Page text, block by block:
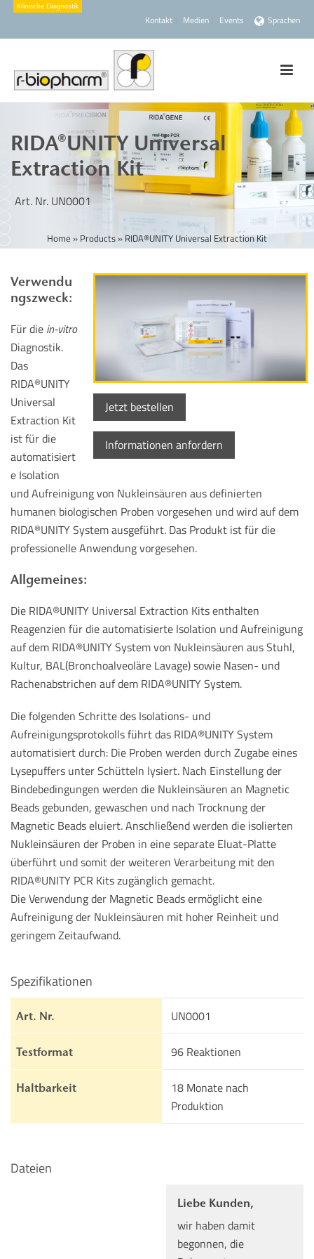
Kontakt Medien Events Sprachen
RIDA®UNITY Universal
Extraction Kit
Art. Nr. UN0001
Home » Products» RIDA®UNITY Universal Extraction Kit
Jetzt bestellen
Informationen anfordern
Verwendu
ngszweck:
Für die in-vitro
Diagnostik.
Das
RIDA®UNITY
Universal
Extraction Kit
ist für die
automatisiert
e Isolation
und Aufreinigung von Nukleinsäuren aus definierten
humanen biologischen Proben vorgesehen und wird auf dem
RIDA®UNITY System ausgeführt. Das Produkt ist für die
professionelle Anwendung vorgesehen.
Allgemeines:
Die RIDA®UNITY Universal Extraction Kits enthalten
Reagenzien für die automatisierte Isolation und Aufreinigung
auf dem RIDA®UNITY System von Nukleinsäuren aus Stuhl,
Kultur, BAL(Bronchoalveoläre Lavage) sowie Nasen- und
Rachenabstrichen auf dem RIDA®UNITY System.
Die folgenden Schritte des Isolations- und
Aufreinigungsprotokolls führt das RIDA®UNITY System
automatisiert durch: Die Proben werden durch Zugabe eines
Lysepuffers unter Schütteln lysiert. Nach Einstellung der
Bindebedingungen werden die Nukleinsäuren an Magnetic
Beads gebunden, gewaschen und nach Trocknung der
Magnetic Beads eluiert. Anschließend werden die isolierten
Nukleinsäuren der Proben in eine separate Eluat-Platte
überführt und somit der weiteren Verarbeitung mit den
RIDA®UNITY PCR Kits zugänglich gemacht.
Die Verwendung der Magnetic Beads ermöglicht eine
Aufreinigung der Nukleinsäuren mit hoher Reinheit und
geringem Zeitaufwand.
Spezifikationen
Art. Nr. UN0001
Testformat 96 Reaktionen
Haltbarkeit
18 Monate nach
Produktion
Dateien
Liebe Kunden,
wir haben damit
begonnen, die